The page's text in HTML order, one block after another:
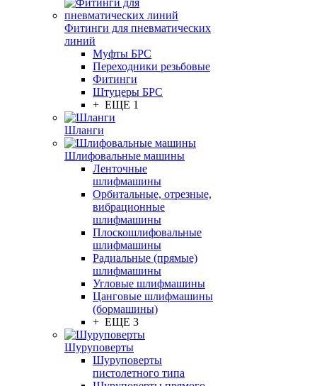
Фитинги для пневматических
линий
Муфты БРС
Переходники резьбовые
Фитинги
Штуцеры БРС
+ ЕЩЕ 1
Шланги
Шлифовальные машины
Ленточные
шлифмашины
Орбитальные, отрезные,
вибрационные
шлифмашины
Плоскошлифовальные
шлифмашины
Радиальные (прямые)
шлифмашины
Угловые шлифмашины
Цанговые шлифмашины
(бормашины)
+ ЕЩЕ 3
Шуруповерты
Шуруповерты
пистолетного типа